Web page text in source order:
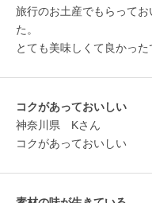
旅行のお土産でもらって
た。
とても美味しくて良かった
コクがあっておいしい
神奈川県 Kさん
コクがあっておいしい